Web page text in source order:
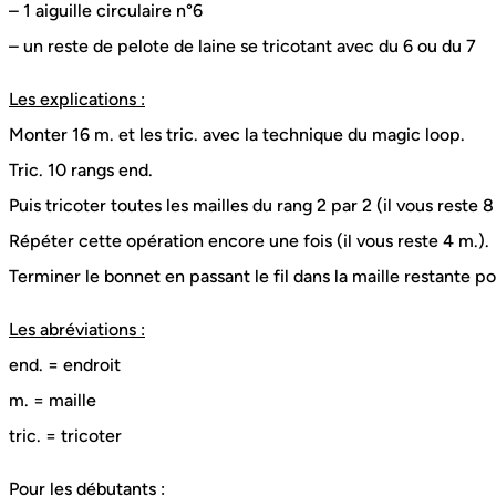
– 1 aiguille circulaire n°6
– un reste de pelote de laine se tricotant avec du 6 ou du 7
Les explications :
Monter 16 m. et les tric. avec la technique du magic loop.
Tric. 10 rangs end.
Puis tricoter toutes les mailles du rang 2 par 2 (il vous reste
Répéter cette opération encore une fois (il vous reste 4 m.).
Terminer le bonnet en passant le fil dans la maille restante
Les abréviations :
end. = endroit
m. = maille
tric. = tricoter
Pour les débutants :